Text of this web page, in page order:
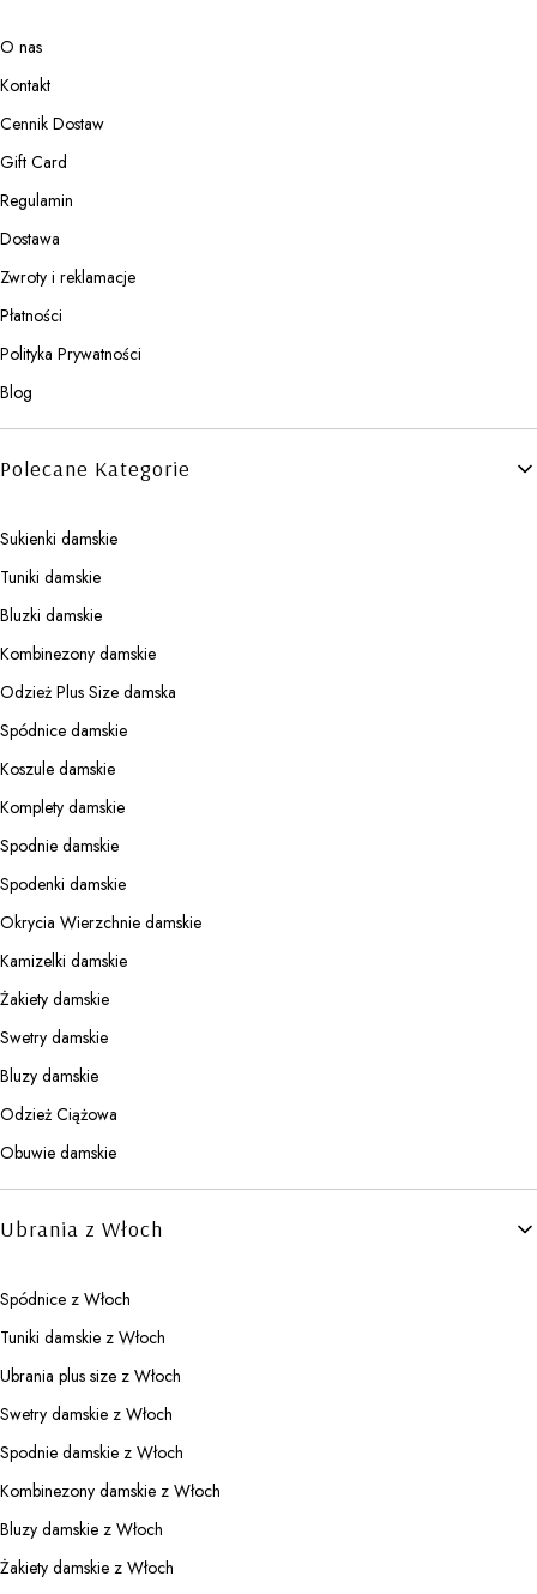
O nas
Kontakt
Cennik Dostaw
Gift Card
Regulamin
Dostawa
Zwroty i reklamacje
Płatności
Polityka Prywatności
Blog
Polecane Kategorie
Sukienki damskie
Tuniki damskie
Bluzki damskie
Kombinezony damskie
Odzież Plus Size damska
Spódnice damskie
Koszule damskie
Komplety damskie
Spodnie damskie
Spodenki damskie
Okrycia Wierzchnie damskie
Kamizelki damskie
Żakiety damskie
Swetry damskie
Bluzy damskie
Odzież Ciążowa
Obuwie damskie
Ubrania z Włoch
Spódnice z Włoch
Tuniki damskie z Włoch
Ubrania plus size z Włoch
Swetry damskie z Włoch
Spodnie damskie z Włoch
Kombinezony damskie z Włoch
Bluzy damskie z Włoch
Żakiety damskie z Włoch